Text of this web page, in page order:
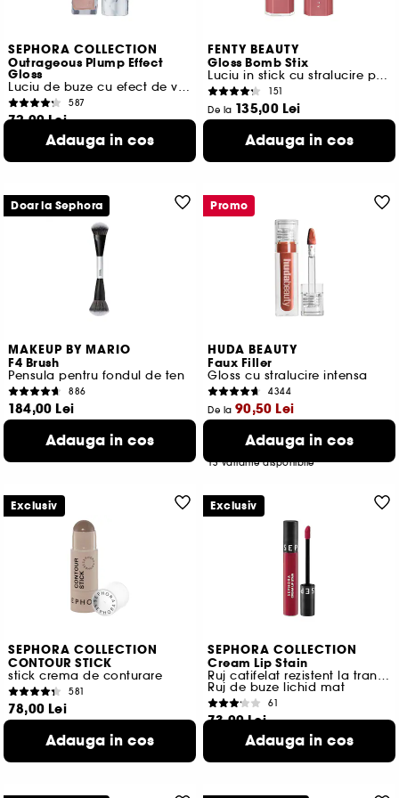
SEPHORA COLLECTION
Outrageous Plump Effect
Gloss
Luciu de buze cu efect de volum
587
72,00 Lei
1.200,00 Lei /100ml
2 variante disponibile
Adauga in cos
FENTY BEAUTY
Gloss Bomb Stix
Luciu in stick cu stralucire puternica
151
De la 135,00 Lei
3.375,00 Lei
15 variante disponibile
Adauga in cos
MAKEUP BY MARIO
F4 Brush
Pensula pentru fondul de ten
886
184,00 Lei
Adauga in cos
Doar la Sephora
HUDA BEAUTY
Faux Filler
Gloss cu stralucire intensa
4344
De la 90,50 Lei
Cel mai mic pret:126,00 Lei -28.2%
2.320,51 Lei /100ml
13 variante disponibile
Adauga in cos
Promo
SEPHORA COLLECTION
CONTOUR STICK
stick crema de conturare
581
78,00 Lei
1.418,18 Lei
5 variante disponibile
Adauga in cos
Exclusiv
SEPHORA COLLECTION
Cream Lip Stain
Ruj catifelat rezistent la transfer
Ruj de buze lichid mat
61
73,00 Lei
1.460,00 Lei /100ml
40 variante disponibile
Adauga in cos
Exclusiv